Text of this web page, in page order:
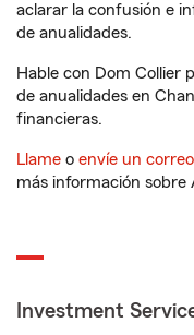
aclarar la confusión e
de anualidades.
Hable con Dom Collier
de anualidades en
financieras.
Llame o envíe un
más información sobre
Investment